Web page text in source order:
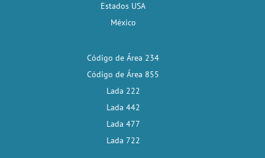
Estados USA
México
Código de Área 234
Código de Área 855
Lada 222
Lada 442
Lada 477
Lada 722